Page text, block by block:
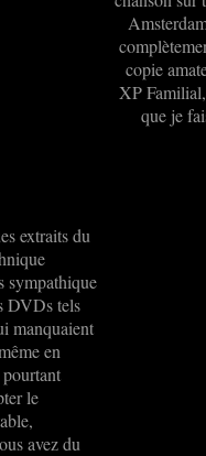
copie
XP
que je
extraits du
sympathique
DVDs tels
manquaient
en
le
avez du